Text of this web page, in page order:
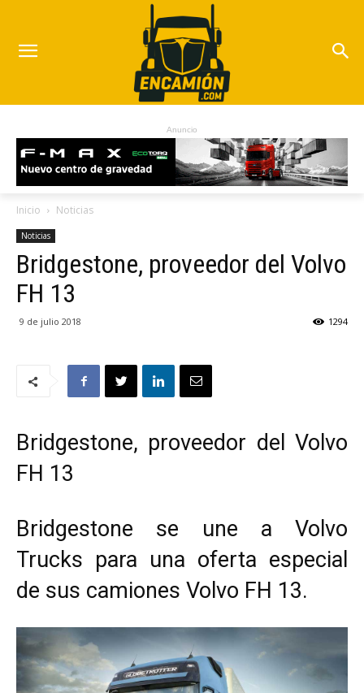
Anuncio
Inicio Noticias
Noticias
Bridgestone, proveedor del Volvo
FH 13
9 de julio 2018 1294
Bridgestone, proveedor del Volvo
FH 13
Bridgestone se une a Volvo
Trucks para una oferta especial
de sus camiones Volvo FH 13.